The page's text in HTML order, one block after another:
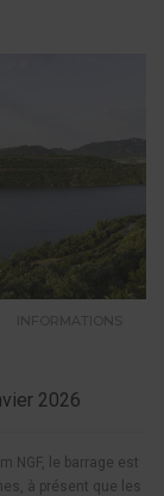
2026
NGF, le barrage est
à présent que les